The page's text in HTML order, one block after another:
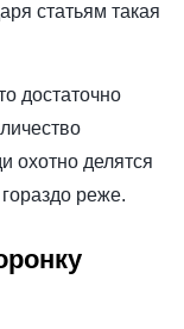
статьям такая
достаточно
охотно делятся
реже.